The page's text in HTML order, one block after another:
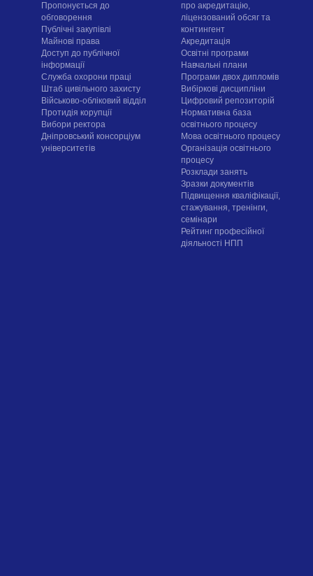
Пропонується до
обговорення
Публічні закупівлі
Майнові права
Доступ до публічної
інформації
Служба охорони праці
Штаб цивільного захисту
Військово-обліковий відділ
Протидія корупції
Вибори ректора
Дніпровський консорціум
університетів
про акредитацію,
ліцензований обсяг та
контингент
Акредитація
Освітні програми
Навчальні плани
Програми двох дипломів
Вибіркові дисципліни
Цифровий репозиторій
Нормативна база
освітнього процесу
Мова освітнього процесу
Організація освітнього
процесу
Розклади занять
Зразки документів
Підвищення кваліфікації,
стажування, тренінги,
семінари
Рейтинг професійної
діяльності НПП